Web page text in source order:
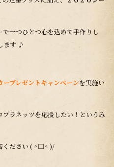
一つひとつ心を込めて手作りし
ます ♪
ープレゼントキャンペーンを実施い
ラネッツを応援したい！というみ
ください ( ^□^ )/